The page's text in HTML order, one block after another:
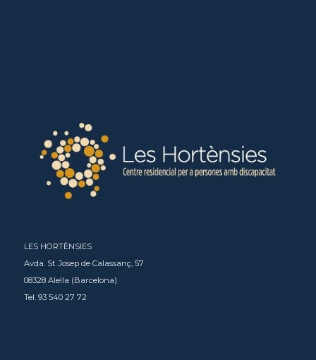
LES HORTÈNSIES
Avda. St. Josep de Calassanç, 57
08328 Alella (Barcelona)
Tel. 93 540 27 72